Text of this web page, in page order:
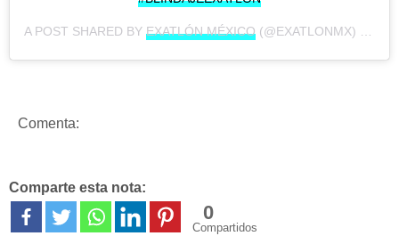
A POST SHARED BY EXATLÓN MÉXICO (@EXATLONMX) ON
Comenta:
Comparte esta nota:
0
Compartidos